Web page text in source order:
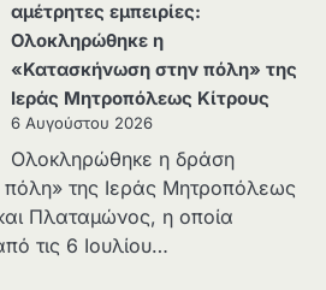
αμέτρητες εμπειρίες:
Ολοκληρώθηκε η
«Κατασκήνωση στην πόλη» της
Ιεράς Μητροπόλεως Κίτρους
6 Αυγούστου 2026
Ολοκληρώθηκε η δράση
της Ιεράς Μητροπόλεως
Πλαταμώνος, η οποία
τις 6 Ιουλίου…